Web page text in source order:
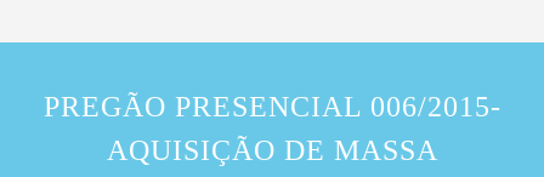
PREGÃO PRESENCIAL 006/2015-
AQUISIÇÃO DE MASSA